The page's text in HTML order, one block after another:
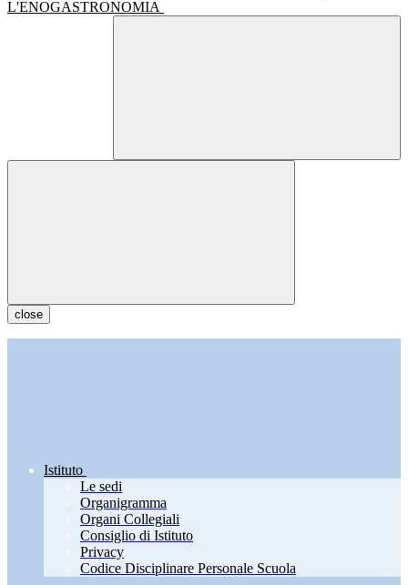
L'ENOGASTRONOMIA
close
Istituto
Le sedi
Organigramma
Organi Collegiali
Consiglio di Istituto
Privacy
Codice Disciplinare Personale Scuola